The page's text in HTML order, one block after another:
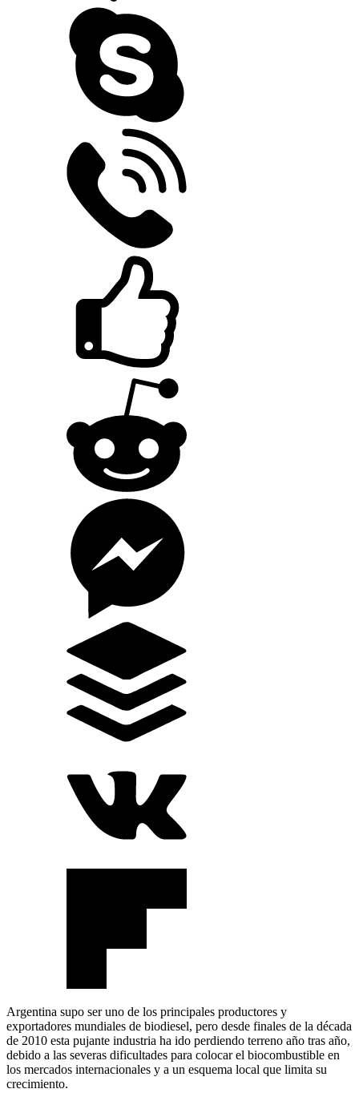
Argentina supo ser uno de los principales productores y
exportadores mundiales de biodiesel, pero desde finales de la década
de 2010 esta pujante industria ha ido perdiendo terreno año tras año,
debido a las severas dificultades para colocar el biocombustible en
los mercados internacionales y a un esquema local que limita su
crecimiento.